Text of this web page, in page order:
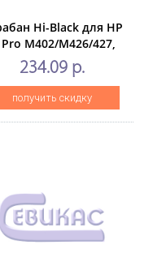
Hi-Black для HP
Pro M402/M426/427,
Life, схвостовиком,
8K
234.09 р.
получить скидку